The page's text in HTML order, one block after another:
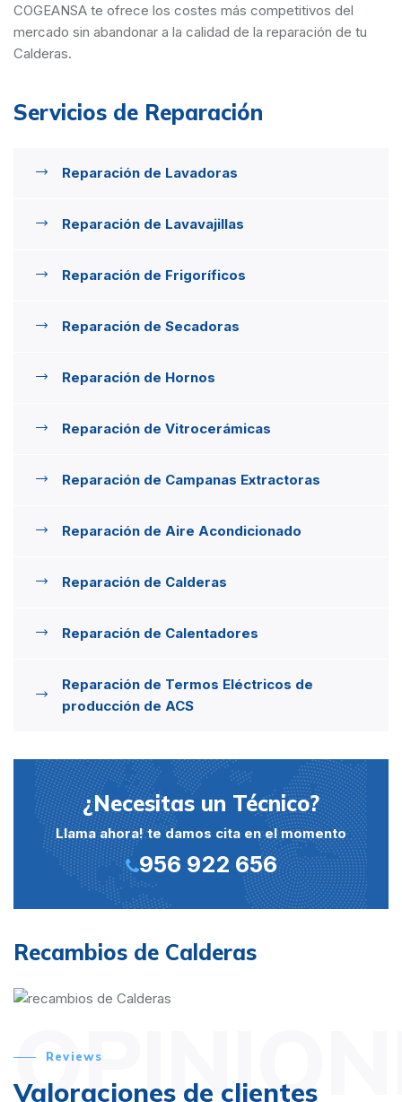
COGEANSA te ofrece los costes más competitivos del
mercado sin abandonar a la calidad de la reparación de tu
Calderas.
Servicios de Reparación
Reparación de Lavadoras
Reparación de Lavavajillas
Reparación de Frigoríficos
Reparación de Secadoras
Reparación de Hornos
Reparación de Vitrocerámicas
Reparación de Campanas Extractoras
Reparación de Aire Acondicionado
Reparación de Calderas
Reparación de Calentadores
Reparación de Termos Eléctricos de
producción de ACS
¿Necesitas un Técnico?
Llama ahora! te damos cita en el momento
956 922 656
Recambios de Calderas
Reviews
Valoraciones de clientes